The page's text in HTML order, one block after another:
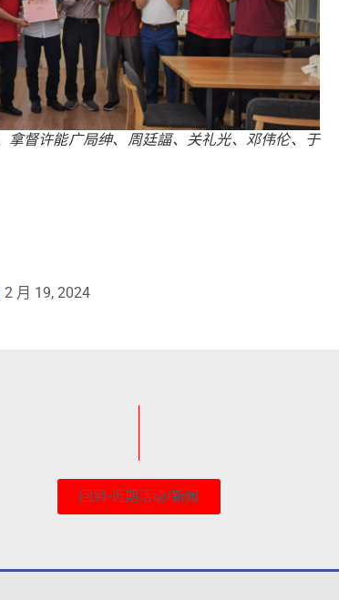
拿督许能广局绅、周廷諨、关礼光、邓伟伦、于
2 月 19, 2024
回到-近期活动/新闻